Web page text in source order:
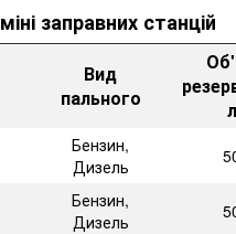
заправних станцій
Вид
пального
л
Бензин,
Дизель
Бензин,
Дизель